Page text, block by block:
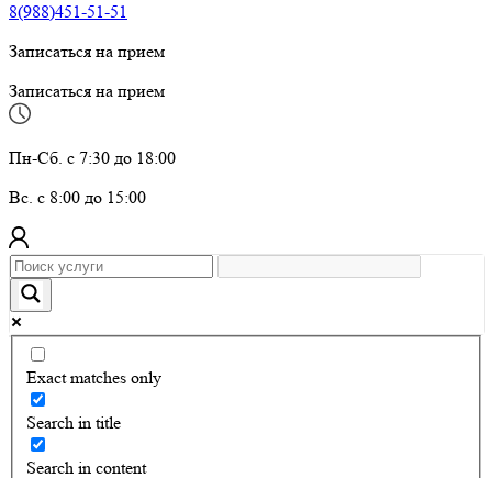
8(988)451-51-51
Записаться на прием
Записаться на прием
Пн-Сб. с 7:30 до 18:00
Вс. с 8:00 до 15:00
Exact matches only
Search in title
Search in content